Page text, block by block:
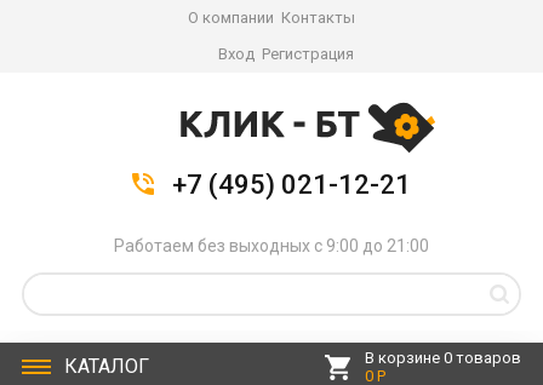
О компании Контакты
Вход Регистрация
+7 (495) 021-12-21
Работаем без выходных с 9:00 до 21:00
КАТАЛОГ
В корзине 0 товаров
0 Р